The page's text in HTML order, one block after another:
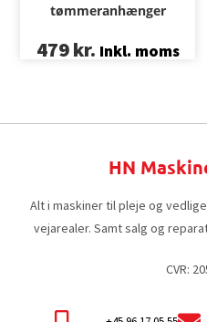
tømmeranhænger
479kr. Inkl. moms
HN
Alt i maskiner til pleje og
vejarealer. Samt salg og
CVR: